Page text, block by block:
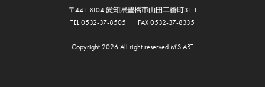
〒441-8104 愛知県豊橋市山田二番町31-1
TEL 0532-37-8505
FAX 0532-37-8335
Copyright 2026 All right reserved.M'S ART